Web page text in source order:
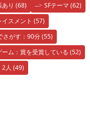
り (68) SFテーマ (62)
スメント (57)
さがす：90分(55)
ーム：賞を受賞している (52)
2人 (49)